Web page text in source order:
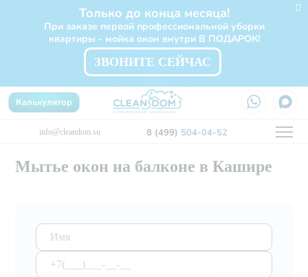
Только до конца месяца!
При заказе первой профессиональной уборки
квартиры - мойка окон внутри В ПОДАРОК!
ЗВОНИТЕ СЕЙЧАС
info@cleandom.su 8 (499) 504-04-52
Калькулятор
Мытье окон на балконе в Кашире